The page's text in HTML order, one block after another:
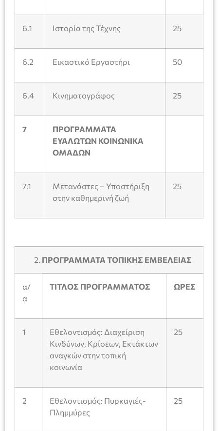
6.1 Ιστορία της Τέχνης 25
6.2 Εικαστικό Εργαστήρι 50
6.4 Κινηματογράφος 25
7
ΠΡΟΓΡΑΜΜΑΤΑ
ΕΥΑΛΩΤΩΝ ΚΟΙΝΩΝΙΚΑ
ΟΜΑΔΩΝ
7.1
Μετανάστες – Υποστήριξη
στην καθημερινή ζωή
25
ΠΡΟΓΡΑΜΜΑΤΑ ΤΟΠΙΚΗΣ ΕΜΒΕΛΕΙΑΣ
α/
α
ΤΙΤΛΟΣ ΠΡΟΓΡΑΜΜΑΤΟΣ ΩΡΕΣ
1
Εθελοντισμός: Διαχείριση
Κινδύνων, Κρίσεων, Εκτάκτων
αναγκών στην τοπική
κοινωνία
25
2
Εθελοντισμός: Πυρκαγιές-
Πλημμύρες
25